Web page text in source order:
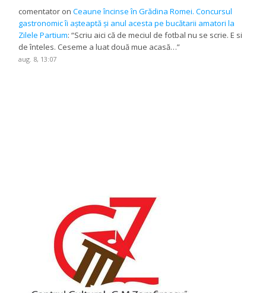
comentator onCeaune încinse în Grădina Romei. Concursul
gastronomic îi așteaptă și anul acesta pe bucătarii amatori la
Zilele Partium: “Scriu aici că de meciul de fotbal nu se scrie. E si
de înteles. Ceseme a luat două mue acasă…”
aug. 8, 13:07